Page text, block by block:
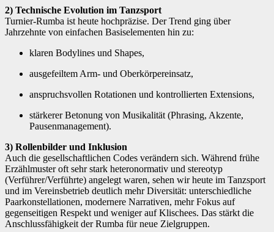
2) Technische Evolution im Tanzsport
Turnier-Rumba ist heute hochpräzise. Der Trend ging über
Jahrzehnte von einfachen Basiselementen hin zu:
klaren Bodylines und Shapes,
ausgefeiltem Arm- und Oberkörpereinsatz,
anspruchsvollen Rotationen und kontrollierten Extensions,
stärkerer Betonung von Musikalität (Phrasing, Akzente,
Pausenmanagement).
3) Rollenbilder und Inklusion
Auch die gesellschaftlichen Codes verändern sich. Während frühe
Erzählmuster oft sehr stark heteronormativ und stereotyp
(Verführer/Verführte) angelegt waren, sehen wir heute im Tanzsport
und im Vereinsbetrieb deutlich mehr Diversität: unterschiedliche
Paarkonstellationen, modernere Narrativen, mehr Fokus auf
gegenseitigen Respekt und weniger auf Klischees. Das stärkt die
Anschlussfähigkeit der Rumba für neue Zielgruppen.